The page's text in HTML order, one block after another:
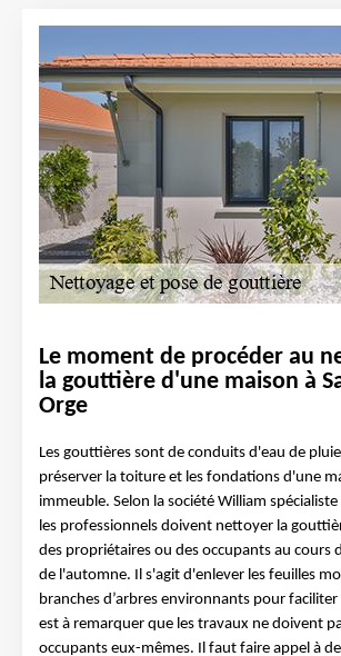
Le moment de procéder au
la gouttière d'une maison à
Orge
Les gouttières sont de conduits d'eau de
préserver la toiture et les fondations d'une
immeuble. Selon la société William
les professionnels doivent nettoyer la
des propriétaires ou des occupants au cours
de l'automne. Il s'agit d'enlever les feuilles
branches d’arbres environnants pour
est à remarquer que les travaux ne doivent
occupants eux-mêmes. Il faut faire appel à